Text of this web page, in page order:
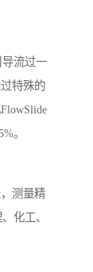
流过一
特殊的
。
测量精
化工、